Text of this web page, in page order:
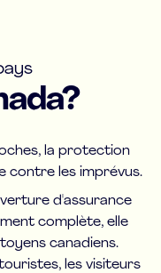
la protection
contre les imprévus.
d'assurance
complète, elle
canadiens.
les visiteurs